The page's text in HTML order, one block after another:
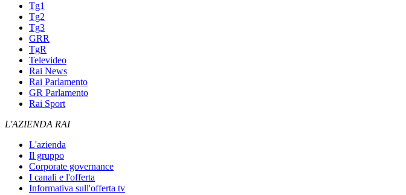
Tg1
Tg2
Tg3
GRR
TgR
Televideo
Rai News
Rai Parlamento
GR Parlamento
Rai Sport
L'AZIENDA RAI
L'azienda
Il gruppo
Corporate governance
I canali e l'offerta
Informativa sull'offerta tv